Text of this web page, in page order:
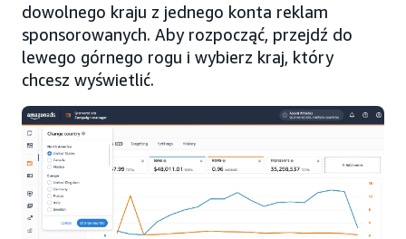
dowolnego kraju z jednego konta reklam
sponsorowanych. Aby rozpocząć, przejdź do
lewego górnego rogu i wybierz kraj, który
chcesz wyświetlić.